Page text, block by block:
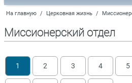
На главную / Церковная жизнь /
Миссионерский отдел
1 2 3 4 5